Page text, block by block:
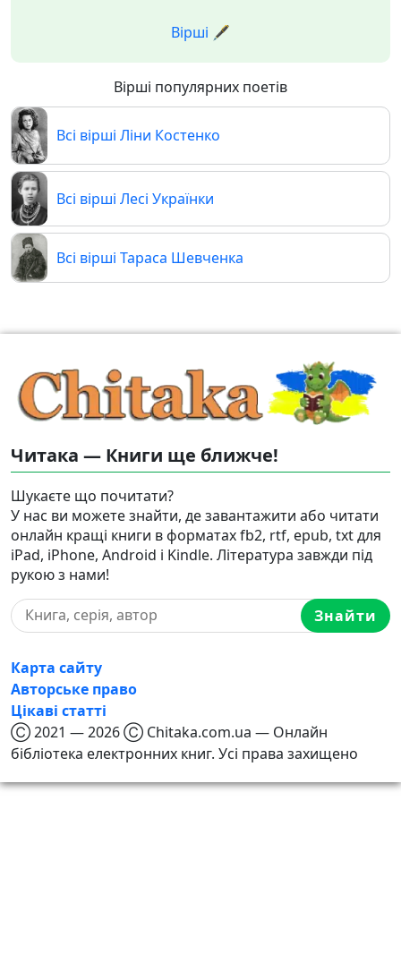
Вірші 🖋️
Вірші популярних поетів
Всі вірші Ліни Костенко
Всі вірші Лесі Українки
Всі вірші Тараса Шевченка
Читака — Книги ще ближче!
Шукаєте що почитати?
У нас ви можете знайти, де завантажити або читати
онлайн кращі книги в форматах fb2, rtf, epub, txt для
iPad, iPhone, Android і Kindle. Література завжди під
рукою з нами!
Знайти
Карта сайту
Авторське право
Цікаві статті
Ⓒ 2021 — 2026 Ⓒ Chitaka.com.ua — Онлайн
бібліотека електронних книг. Усі права захищено